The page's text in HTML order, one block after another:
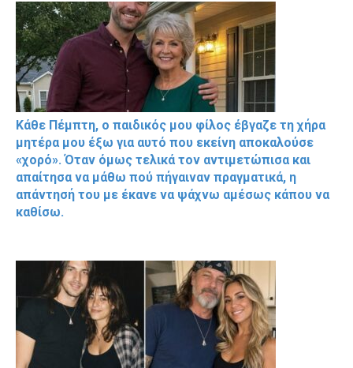
Κάθε Πέμπτη, ο παιδικός μου φίλος έβγαζε τη χήρα
μητέρα μου έξω για αυτό που εκείνη αποκαλούσε
«χορό». Όταν όμως τελικά τον αντιμετώπισα και
απαίτησα να μάθω πού πήγαιναν πραγματικά, η
απάντησή του με έκανε να ψάχνω αμέσως κάπου να
καθίσω.